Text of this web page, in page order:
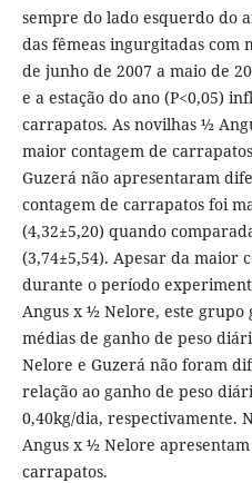
sempre do lado esquerdo do
das fêmeas ingurgitadas com
de junho de 2007 a maio de
e a estação do ano (P<0,05)
carrapatos. As novilhas ½
maior contagem de
Guzerá não apresentaram
contagem de carrapatos foi
(4,32±5,20) quando
(3,74±5,54). Apesar da maior
durante o período
Angus x ½ Nelore, este grupo
médias de ganho de peso
Nelore e Guzerá não foram
relação ao ganho de peso
0,40kg/dia, respectivamente.
Angus x ½ Nelore
carrapatos.